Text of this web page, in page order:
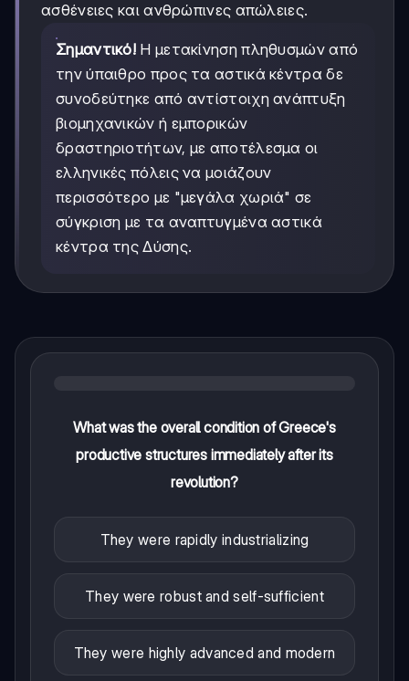
ασθένειες και ανθρώπινες απώλειες.
Σημαντικό! Η μετακίνηση πληθυσμών από
την ύπαιθρο προς τα αστικά κέντρα δε
συνοδεύτηκε από αντίστοιχη ανάπτυξη
βιομηχανικών ή εμπορικών
δραστηριοτήτων, με αποτέλεσμα οι
ελληνικές πόλεις να μοιάζουν
περισσότερο με "μεγάλα χωριά" σε
σύγκριση με τα αναπτυγμένα αστικά
κέντρα της Δύσης.
What was the overall condition of Greece's
productive structures immediately after its
revolution?
They were rapidly industrializing
They were robust and self-sufficient
They were highly advanced and modern